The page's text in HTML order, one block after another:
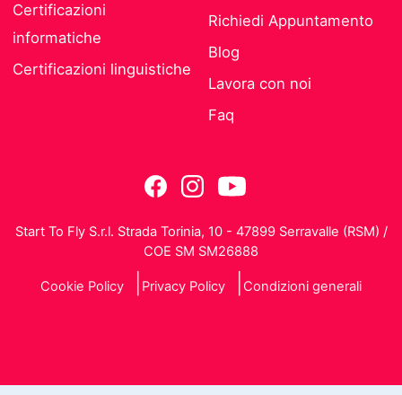
Certificazioni
informatiche
Certificazioni linguistiche
Richiedi Appuntamento
Blog
Lavora con noi
Faq
Start To Fly S.r.l. Strada Torinia, 10 - 47899 Serravalle (RSM) /
COE SM SM26888
Cookie Policy Privacy Policy Condizioni generali